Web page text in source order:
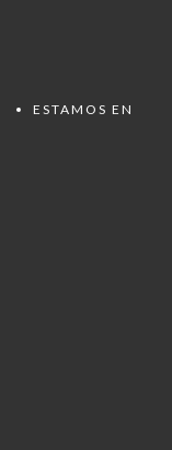
ESTAMOS EN